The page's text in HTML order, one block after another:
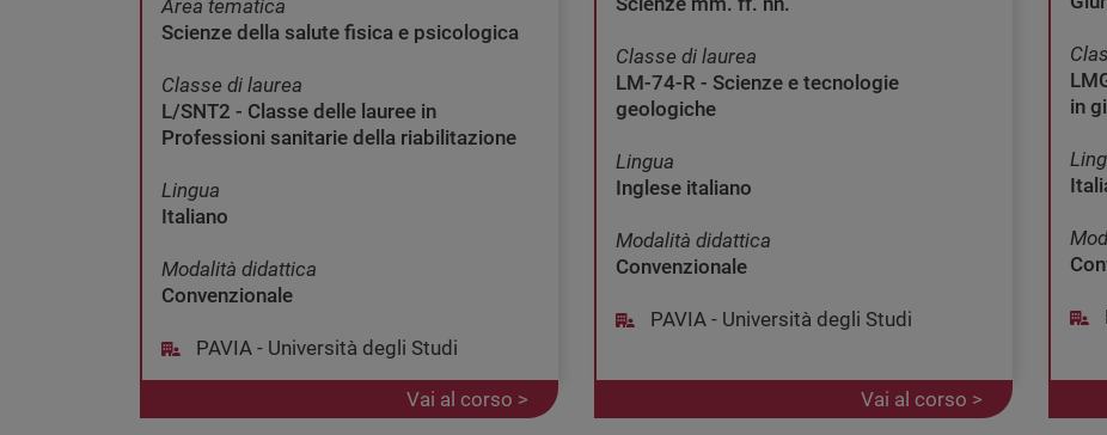
Area tematica
Scienze della salute fisica e psicologica
Classe di laurea
L/SNT2 - Classe delle lauree in
Professioni sanitarie della riabilitazione
Lingua
Italiano
Modalità didattica
Convenzionale
PAVIA - Università degli Studi
Vai al corso >
Classe di laurea
LM-74-R - Scienze e tecnologie
geologiche
Lingua
Inglese italiano
Modalità didattica
Convenzionale
PAVIA - Università degli Studi
Vai al corso >
in